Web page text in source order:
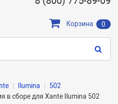
Корзина 0
Ilumina
502
в сборе для Xante Ilumina 502